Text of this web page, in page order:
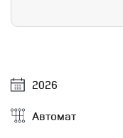
2026
Автомат